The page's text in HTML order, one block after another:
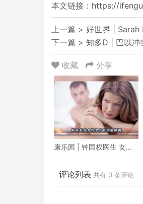
本文链接： https://
上一篇 > 好世界 | Sarah
下一篇 > 知多D | 巴以冲
收藏 分享
康乐园 | 钟国权医生 女性
评论列表 共有 0 条评论